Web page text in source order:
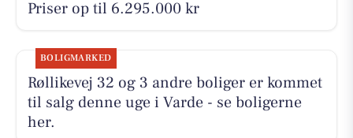
Priser op til 6.295.000 kr
BOLIGMARKED
Røllikevej 32 og 3 andre boliger er kommet
til salg denne uge i Varde - se boligerne
her.